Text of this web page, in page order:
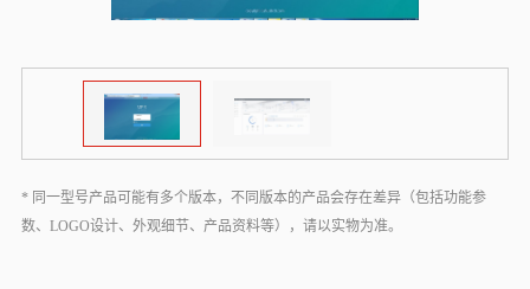
* 同一型号产品可能有多个版本，不同版本的产品会存在差异（包括功能参
数、LOGO设计、外观细节、产品资料等），请以实物为准。